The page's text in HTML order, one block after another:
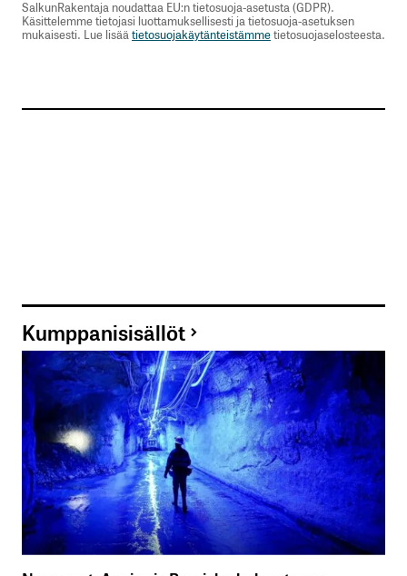
SalkunRakentaja noudattaa EU:n tietosuoja-asetusta (GDPR).
Käsittelemme tietojasi luottamuksellisesti ja tietosuoja-asetuksen
mukaisesti. Lue lisäätietosuojakäytänteistämmetietosuojaselosteesta.
Kumppanisisällöt